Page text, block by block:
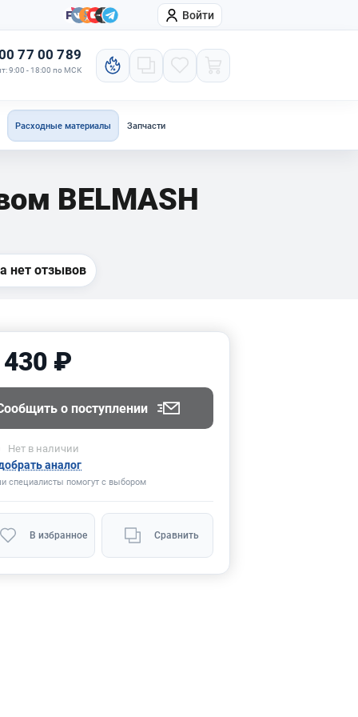
Компания Войти
77 00 789
9:00 - 18:00 по МСК
Расходные материалы Запчасти
BELMASH
нет отзывов
₽
о поступлении
Нет в наличии
аналог
специалисты помогут с выбором
В избранное Сравнить